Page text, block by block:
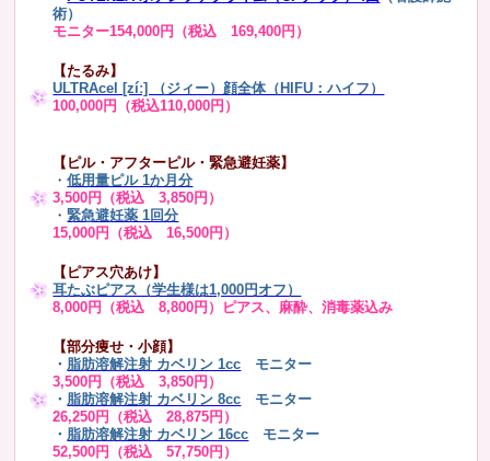
術）
モニター154,000円（税込 169,400円）
【たるみ】
ULTRAcel [zíː] （ジィー）顔全体（HIFU：ハイフ）
100,000円（税込110,000円）
【ピル・アフターピル・緊急避妊薬】
・低用量ピル 1か月分
3,500円（税込 3,850円）
・緊急避妊薬 1回分
15,000円（税込 16,500円）
【ピアス穴あけ】
耳たぶピアス（学生様は1,000円オフ）
8,000円（税込 8,800円）ピアス、麻酔、消毒薬込み
【部分痩せ・小顔】
・ 脂肪溶解注射 カベリン 1cc モニター
3,500円（税込 3,850円）
・ 脂肪溶解注射 カベリン 8cc モニター
26,250円（税込 28,875円）
・ 脂肪溶解注射 カベリン 16cc
モニター
52,500円（税込 57,750円）